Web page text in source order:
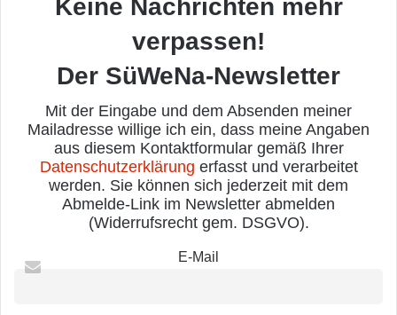
Keine Nachrichten mehr
verpassen!
Der SüWeNa-Newsletter
Mit der Eingabe und dem Absenden meiner
Mailadresse willige ich ein, dass meine Angaben
aus diesem Kontaktformular gemäß Ihrer
Datenschutzerklärung erfasst und verarbeitet
werden. Sie können sich jederzeit mit dem
Abmelde-Link im Newsletter abmelden
(Widerrufsrecht gem. DSGVO).
E-Mail